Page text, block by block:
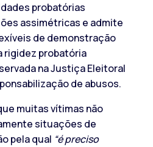
probatórias
assimétricas e admite
de demonstração
rigidez probatória
na Justiça Eleitoral
de abusos.
muitas vítimas não
situações de
pela qual “é preciso